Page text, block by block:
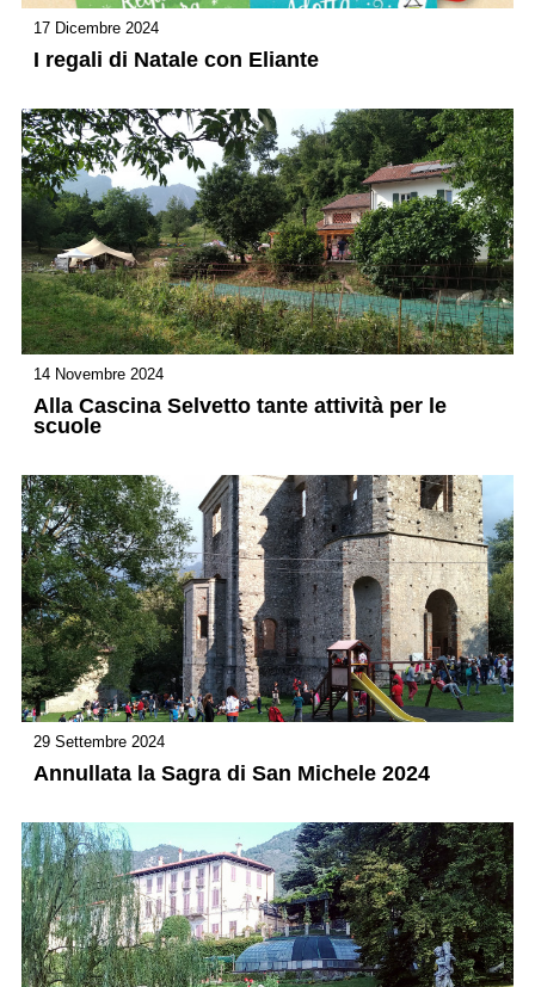
17 Dicembre 2024
I regali di Natale con Eliante
14 Novembre 2024
Alla Cascina Selvetto tante attività per le
scuole
29 Settembre 2024
Annullata la Sagra di San Michele 2024